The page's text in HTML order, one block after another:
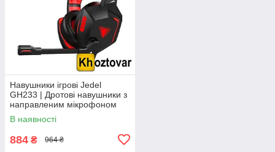
Навушники ігрові Jedel
GH233 | Дротові навушники з
направленим мікрофоном
В наявності
884 ₴ 964 ₴